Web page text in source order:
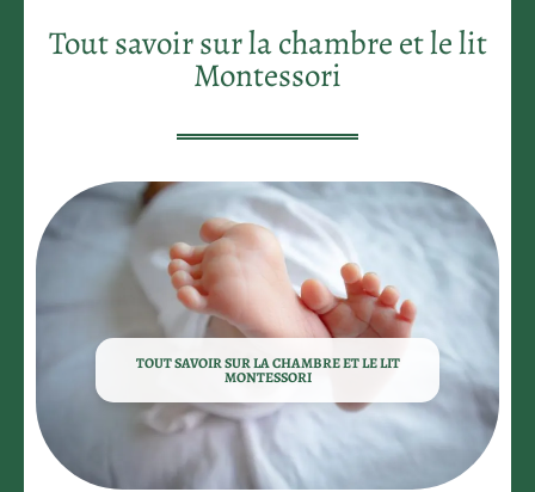
Tout savoir sur la chambre et le lit
Montessori
TOUT SAVOIR SUR LA CHAMBRE ET LE LIT
MONTESSORI